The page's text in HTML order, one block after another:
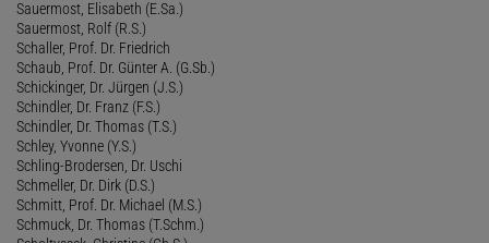
Sauermost, Elisabeth (E.Sa.)
Sauermost, Rolf (R.S.)
Schaller, Prof. Dr. Friedrich
Schaub, Prof. Dr. Günter A. (G.Sb.)
Schickinger, Dr. Jürgen (J.S.)
Schindler, Dr. Franz (F.S.)
Schindler, Dr. Thomas (T.S.)
Schley, Yvonne (Y.S.)
Schling-Brodersen, Dr. Uschi
Schmeller, Dr. Dirk (D.S.)
Schmitt, Prof. Dr. Michael (M.S.)
Schmuck, Dr. Thomas (T.Schm.)